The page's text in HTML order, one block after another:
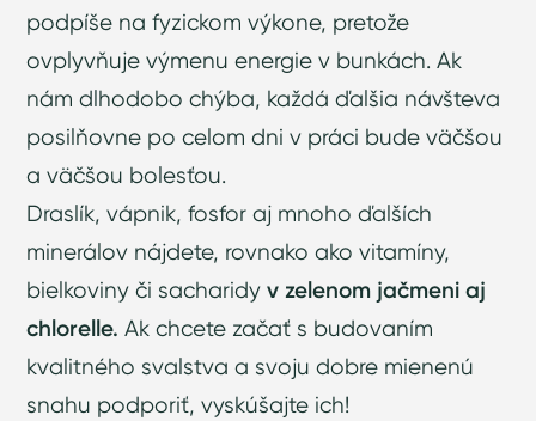
podpíše na fyzickom výkone, pretože
ovplyvňuje výmenu energie v bunkách. Ak
nám dlhodobo chýba, každá ďalšia návšteva
posilňovne po celom dni v práci bude väčšou
a väčšou bolesťou.
Draslík, vápnik, fosfor aj mnoho ďalších
minerálov nájdete, rovnako ako vitamíny,
bielkoviny či sacharidy v zelenom jačmeni aj
chlorelle. Ak chcete začať s budovaním
kvalitného svalstva a svoju dobre mienenú
snahu podporiť, vyskúšajte ich!